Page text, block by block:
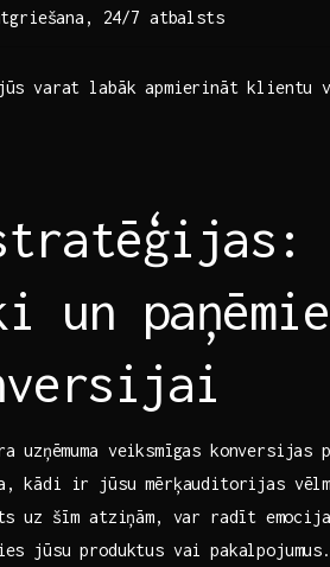
24/7 atbalsts
varat labāk apmierināt klientu
un
veiksmīgas konversijas
kādi ir jūsu mērķauditorijas
šīm atziņām, var radīt⁤
jūsu‌ produktus vai